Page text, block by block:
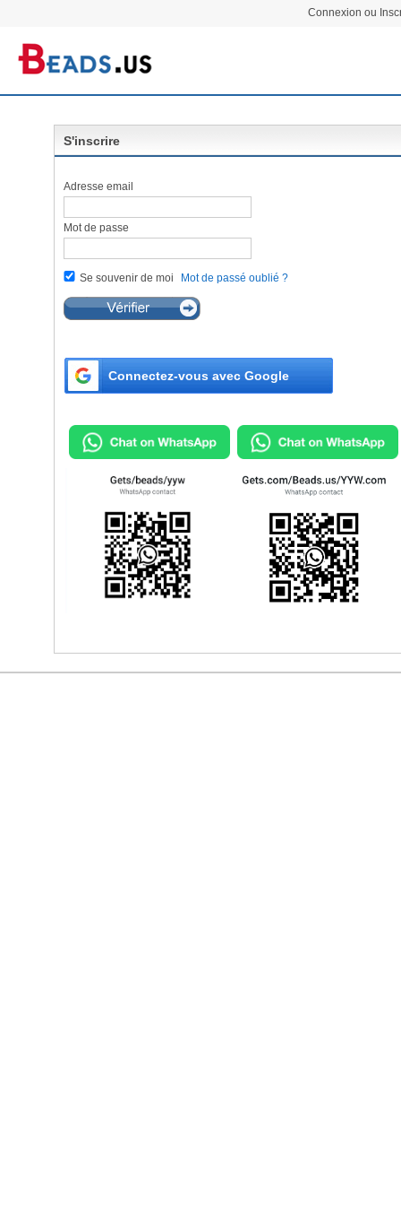
Connexion ou
S'inscrire
Adresse email
Mot de passe
Se souvenir de moi Mot de passé oublié ?
Connectez-vous avec Google